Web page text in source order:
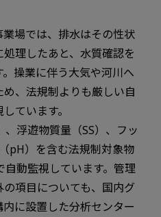
場では、排水はその性状
理したあと、水質確認を
操業に伴う大気や河川へ
、法規制よりも厳しい自
ています。
浮遊物質量（SS）、フッ
pH）を含む法規制対象物
動監視しています。管理
項目についても、国内グ
に設置した分析センター